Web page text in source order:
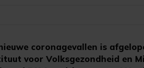
coronagevallen is
voor Volksgezondheid en